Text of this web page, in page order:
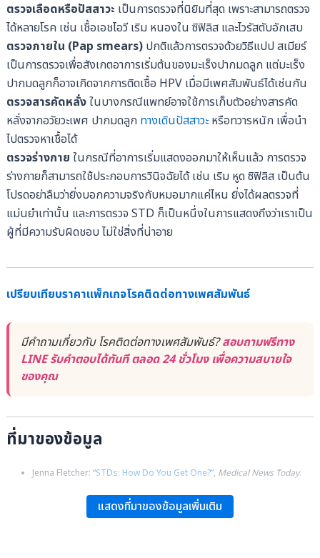
ตรวจเลือดหรือปัสสาวะ เป็นการตรวจที่นิยิมที่สุด เพราะสามารถตรวจ
ได้หลายโรค เช่น เชื้อเอชไอวี เริม หนองใน ซิฟิลิส และไวรัสตับอักเสบ
ตรวจภายใน (Pap smears) ปกติแล้วการตรวจด้วยวิธีแปป สเมียร์
เป็นการตรวจเพื่อสังเกตอาการเริ่มต้นของมะเร็งปากมดลูก แต่มะเร็ง
ปากมดลูกก็อาจเกิดจากการติดเชื้อ HPV เมื่อมีเพศสัมพันธ์ได้เช่นกัน
ตรวจสารคัดหลั่งในบางกรณีแพทย์อาจใช้การเก็บตัวอย่างสารคัด
หลั่งจากอวัยวะเพศ ปากมดลูก ทางเดินปัสสาวะหรือทวารหนัก เพื่อนำ
ไปตรวจหาเชื้อได้
ตรวจร่างกาย ในกรณีที่อาการเริ่มแสดงออกมาให้เห็นแล้ว การตรวจ
ร่างกายก็สามารถใช้ประกอบการวินิจฉัยได้ เช่น เริม หูด ซิฟิลิส เป็นต้น
โปรดอย่าลืมว่ายิ่งบอกความจริงกับหมอมากแค่ไหน ยิ่งได้ผลตรวจที่
แม่นยำเท่านั้น และการตรวจ STD ก็เป็นหนึ่งในการแสดงถึงว่าเราเป็น
ผู้ที่มีความรับผิดชอบ ไม่ใช่สิ่งที่น่าอาย
เปรียบเทียบราคาแพ็กเกจโรคติดต่อทางเพศสัมพันธ์
มีคำถามเกี่ยวกับ โรคติดต่อทางเพศสัมพันธ์?สอบถามฟรีทาง
LINE รับคำตอบได้ทันที ตลอด 24 ชั่วโมง เพื่อความสบายใจ
ของคุณ
ที่มาของข้อมูล
Jenna Fletcher: “STDs: How Do You Get One?”, Medical News Today.
แสดงที่มาของข้อมูลเพิ่มเติม